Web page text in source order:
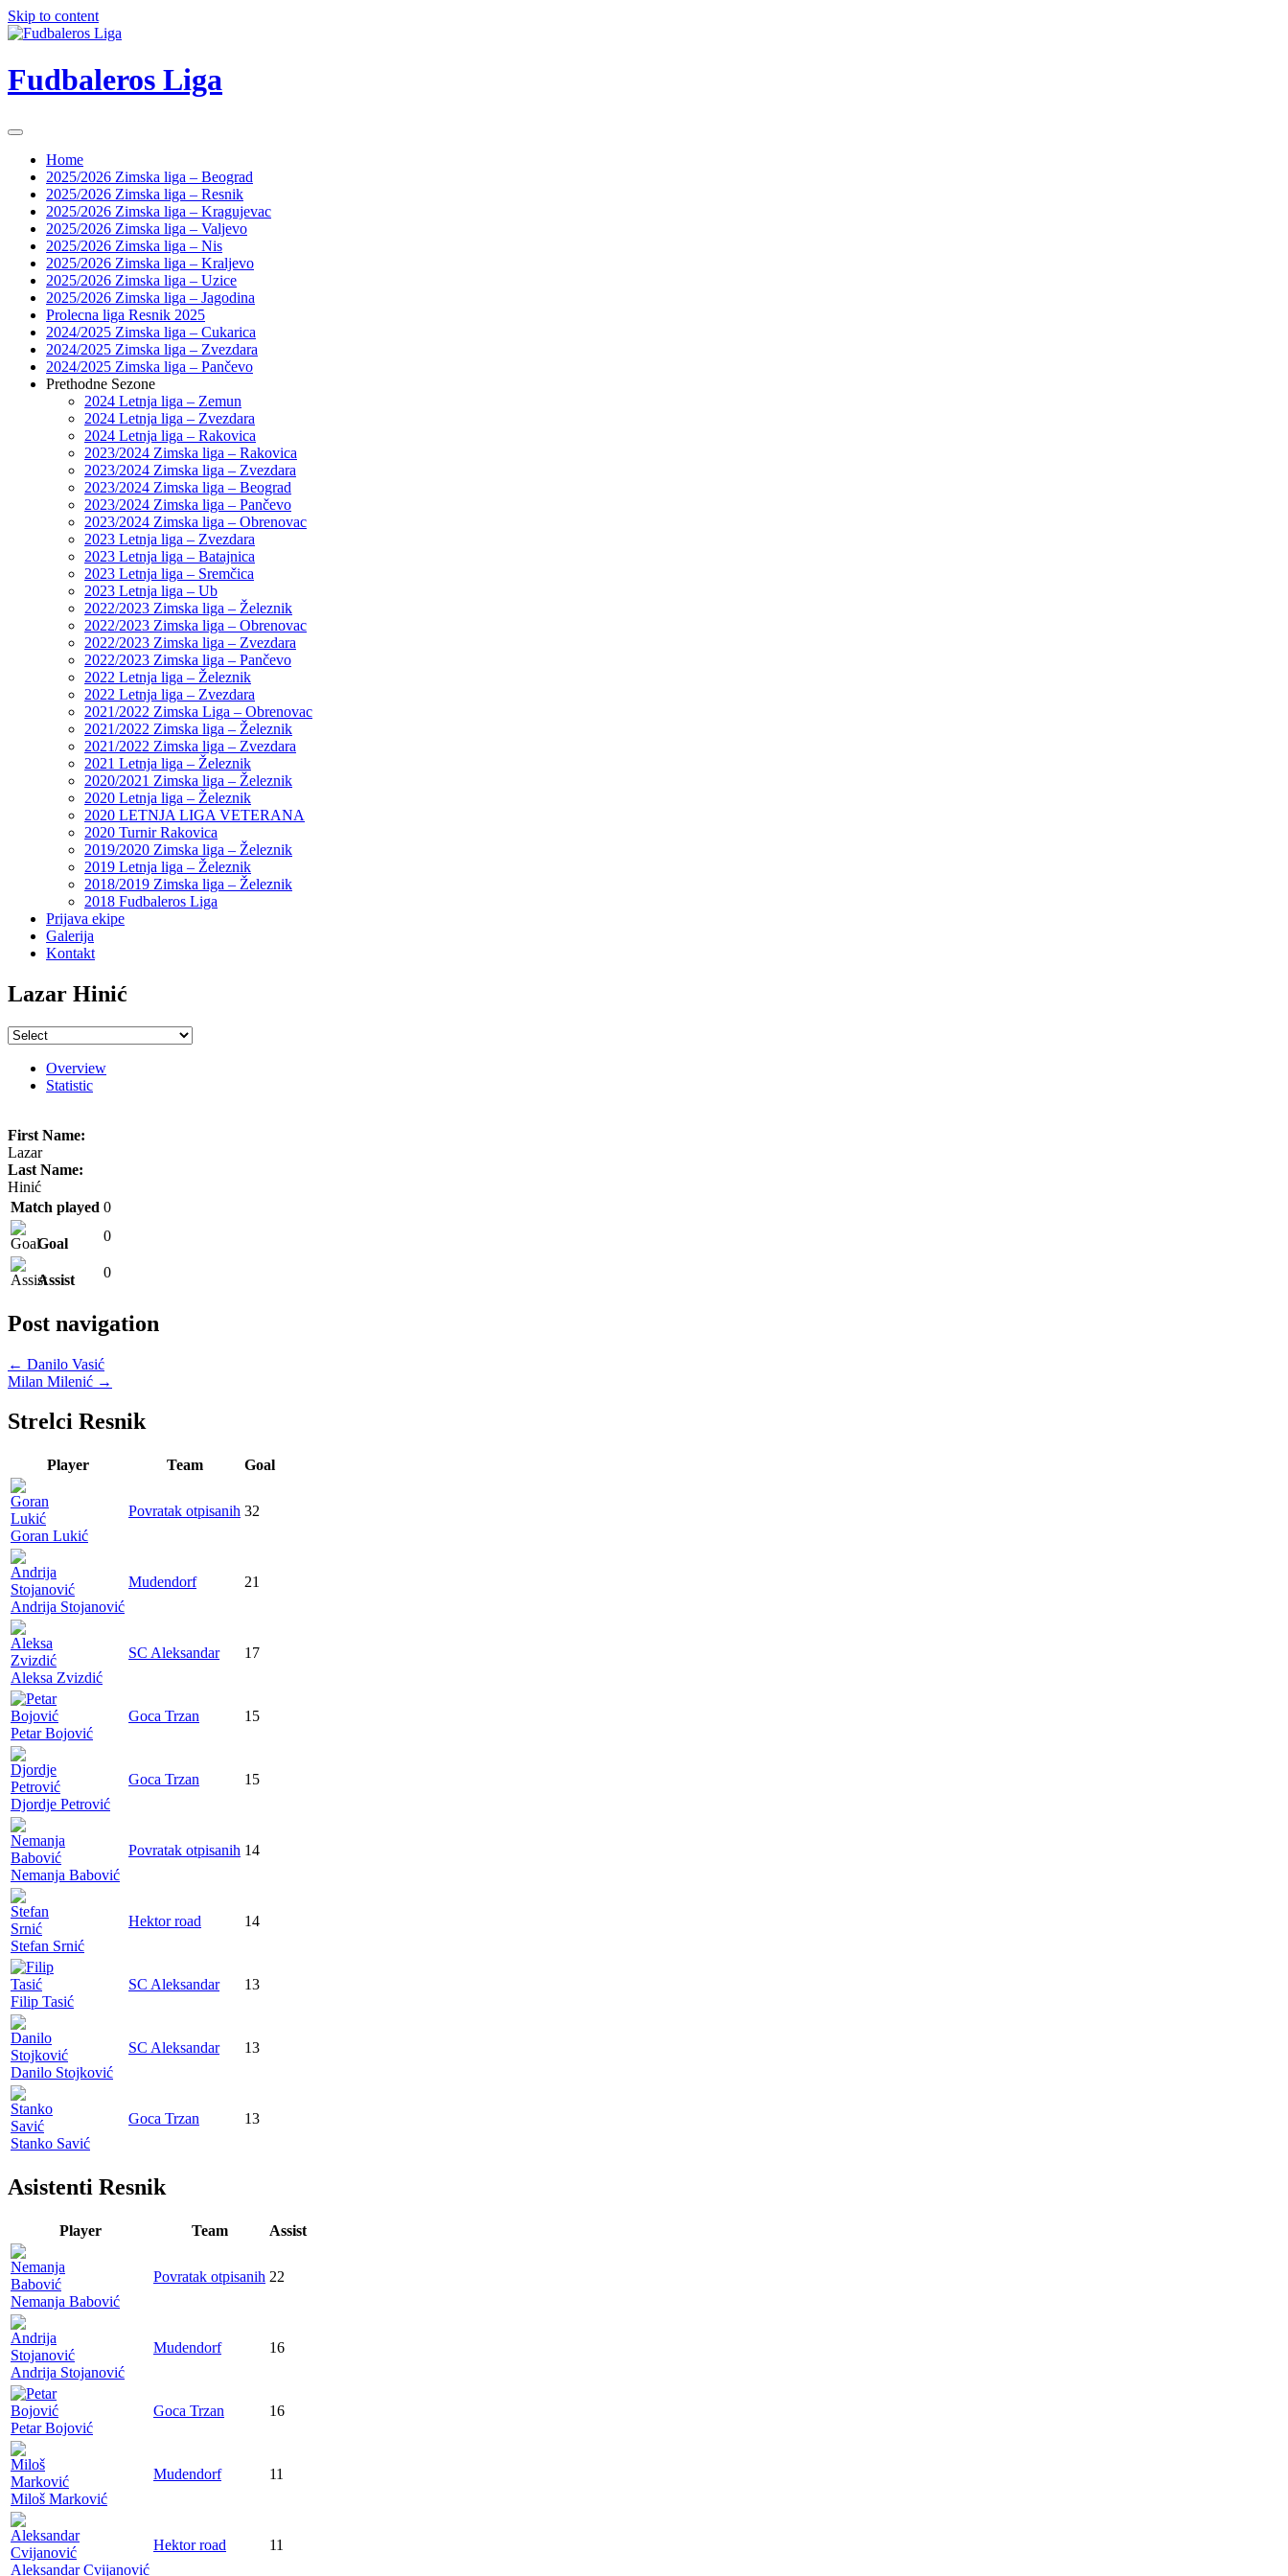
Skip to content
Fudbaleros Liga
Home
2025/2026 Zimska liga – Beograd
2025/2026 Zimska liga – Resnik
2025/2026 Zimska liga – Kragujevac
2025/2026 Zimska liga – Valjevo
2025/2026 Zimska liga – Nis
2025/2026 Zimska liga – Kraljevo
2025/2026 Zimska liga – Uzice
2025/2026 Zimska liga – Jagodina
Prolecna liga Resnik 2025
2024/2025 Zimska liga – Cukarica
2024/2025 Zimska liga – Zvezdara
2024/2025 Zimska liga – Pančevo
Prethodne Sezone
2024 Letnja liga – Zemun
2024 Letnja liga – Zvezdara
2024 Letnja liga – Rakovica
2023/2024 Zimska liga – Rakovica
2023/2024 Zimska liga – Zvezdara
2023/2024 Zimska liga – Beograd
2023/2024 Zimska liga – Pančevo
2023/2024 Zimska liga – Obrenovac
2023 Letnja liga – Zvezdara
2023 Letnja liga – Batajnica
2023 Letnja liga – Sremčica
2023 Letnja liga – Ub
2022/2023 Zimska liga – Železnik
2022/2023 Zimska liga – Obrenovac
2022/2023 Zimska liga – Zvezdara
2022/2023 Zimska liga – Pančevo
2022 Letnja liga – Železnik
2022 Letnja liga – Zvezdara
2021/2022 Zimska Liga – Obrenovac
2021/2022 Zimska liga – Železnik
2021/2022 Zimska liga – Zvezdara
2021 Letnja liga – Železnik
2020/2021 Zimska liga – Železnik
2020 Letnja liga – Železnik
2020 LETNJA LIGA VETERANA
2020 Turnir Rakovica
2019/2020 Zimska liga – Železnik
2019 Letnja liga – Železnik
2018/2019 Zimska liga – Železnik
2018 Fudbaleros Liga
Prijava ekipe
Galerija
Kontakt
Lazar Hinić
Overview
Statistic
First Name:
Lazar
Last Name:
Hinić
Match played 0
Goal 0
Assist 0
Post navigation
← Danilo Vasić
Milan Milenić →
Strelci Resnik
Player Team Goal
Goran Lukić
Povratak otpisanih 32
Andrija Stojanović
Mudendorf 21
Aleksa Zvizdić
SC Aleksandar 17
Petar Bojović
Goca Trzan 15
Djordje Petrović
Goca Trzan 15
Nemanja Babović
Povratak otpisanih 14
Stefan Srnić
Hektor road 14
Filip Tasić
SC Aleksandar 13
Danilo Stojković
SC Aleksandar 13
Stanko Savić
Goca Trzan 13
Asistenti Resnik
Player Team Assist
Nemanja Babović
Povratak otpisanih 22
Andrija Stojanović
Mudendorf 16
Petar Bojović
Goca Trzan 16
Miloš Marković
Mudendorf 11
Aleksandar Cvijanović
Hektor road 11